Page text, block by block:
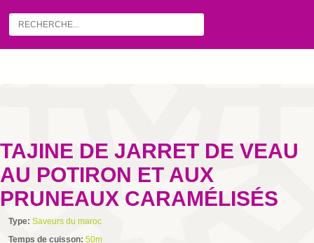
TAJINE DE JARRET DE VEAU
AU POTIRON ET AUX
PRUNEAUX CARAMÉLISÉS
Type: Saveurs du maroc
Temps de cuisson: 50m